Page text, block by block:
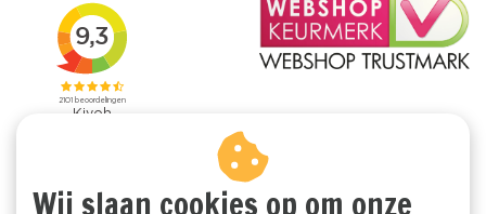
Wij slaan cookies op om onze